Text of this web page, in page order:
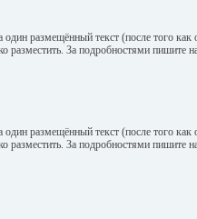
размещённый текст (после того
За подробностями пишите
размещённый текст (после того
За подробностями пишите